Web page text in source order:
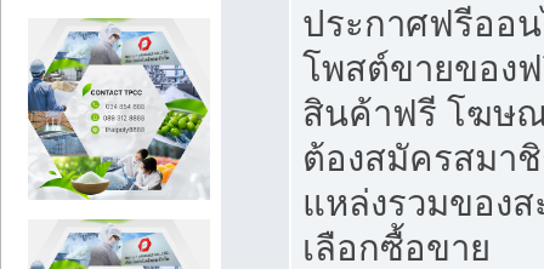
ประกาศฟรีออ
โพสต์ขายของ
สินค้าฟรี โฆษ
ต้องสมัครสมา
แหล่งรวมของ
เลือกซื้อขาย